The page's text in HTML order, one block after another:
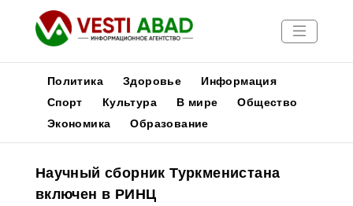
Новости
Медиа
Афиша
Политика Здоровье
Информация
Спорт
Культура В мире
Общество
Экономика
Образование
Научный сборник Туркменистана
включен в РИНЦ